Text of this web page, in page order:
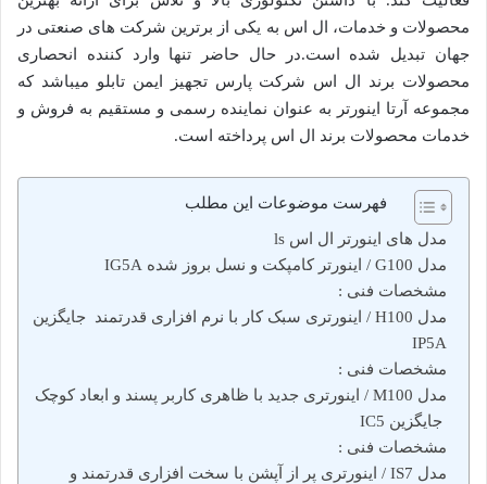
محصولات و خدمات، ال اس به یکی از برترین شرکت های صنعتی در
جهان تبدیل شده است.در حال حاضر تنها وارد کننده انحصاری
محصولات برند ال اس شرکت پارس تجهیز ایمن تابلو میباشد که
مجموعه آرتا اینورتر به عنوان نماینده رسمی و مستقیم به فروش و
خدمات محصولات برند ال اس پرداخته است.
فهرست موضوعات این مطلب
مدل های اینورتر ال اس ls
مدل G100 / اینورتر کامپکت و نسل بروز شده IG5A
مشخصات فنی :
مدل H100 / اینورتری سبک کار با نرم افزاری قدرتمند جایگزین
IP5A
مشخصات فنی :
مدل M100 / اینورتری جدید با ظاهری کاربر پسند و ابعاد کوچک
جایگزین IC5
مشخصات فنی :
مدل IS7 / اینورتری پر از آپشن با سخت افزاری قدرتمند و